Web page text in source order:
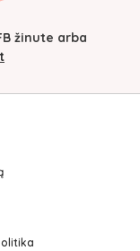
žinute arba